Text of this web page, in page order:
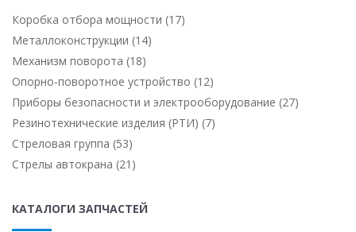
Коробка отбора мощности (17)
Металлоконструкции (14)
Механизм поворота (18)
Опорно-поворотное устройство (12)
Приборы безопасности и электрооборудование (27)
Резинотехнические изделия (РТИ) (7)
Стреловая группа (53)
Стрелы автокрана (21)
КАТАЛОГИ ЗАПЧАСТЕЙ